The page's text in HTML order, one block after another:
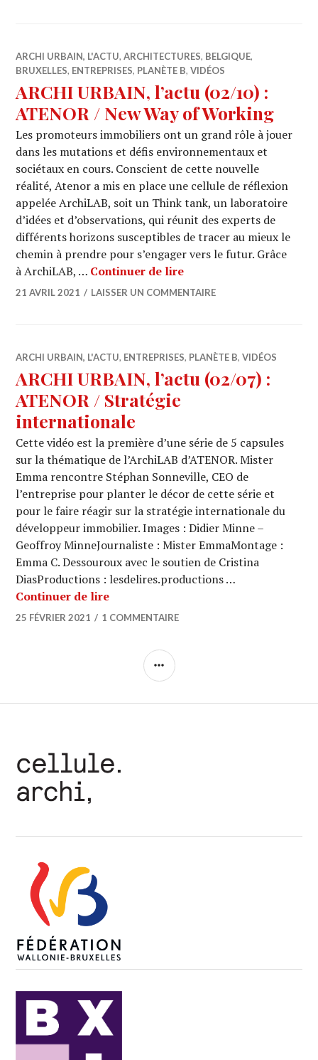
ARCHI URBAIN, L'ACTU,ARCHITECTURES, BELGIQUE,
BRUXELLES, ENTREPRISES, PLANÈTE B,VIDÉOS
ARCHI URBAIN, l’actu (02/10) :
ATENOR / New Way of Working
Les promoteurs immobiliers ont un grand rôle à jouer
dans les mutations et défis environnementaux et
sociétaux en cours. Conscient de cette nouvelle
réalité, Atenor a mis en place une cellule de réflexion
appelée ArchiLAB, soit un Think tank, un laboratoire
d’idées et d’observations, qui réunit des experts de
différents horizons susceptibles de tracer au mieux le
chemin à prendre pour s’engager vers le futur. Grâce
à ArchiLAB, … Continuer de lireARCHI URBAIN, l’actu
21 AVRIL 2021 LAISSER UN COMMENTAIRE
ARCHI URBAIN, L'ACTU, ENTREPRISES, PLANÈTE B,VIDÉOS
ARCHI URBAIN, l’actu (02/07) :
ATENOR / Stratégie
internationale
Cette vidéo est la première d’une série de 5 capsules
sur la thématique de l’ArchiLAB d’ATENOR. Mister
Emma rencontre Stéphan Sonneville, CEO de
l’entreprise pour planter le décor de cette série et
pour le faire réagir sur la stratégie internationale du
développeur immobilier. Images : Didier Minne –
Geoffroy MinneJournaliste : Mister EmmaMontage :
Emma C. Dessouroux avec le soutien de Cristina
DiasProductions : lesdelires.productions …
Continuer de lireARCHI URBAIN, l’actu (02/07) :
25 FÉVRIER 2021 1 COMMENTAIRE
COLONNE